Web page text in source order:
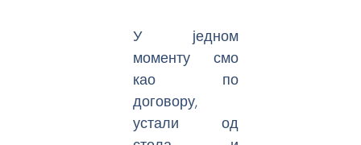
У једном
моменту смо
као по
договору,
устали од